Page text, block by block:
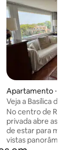
média de
Apartamento ⋅
Veja a Basílica de
terraço no centro
No centro de
privada abre as
de estar para
vistas